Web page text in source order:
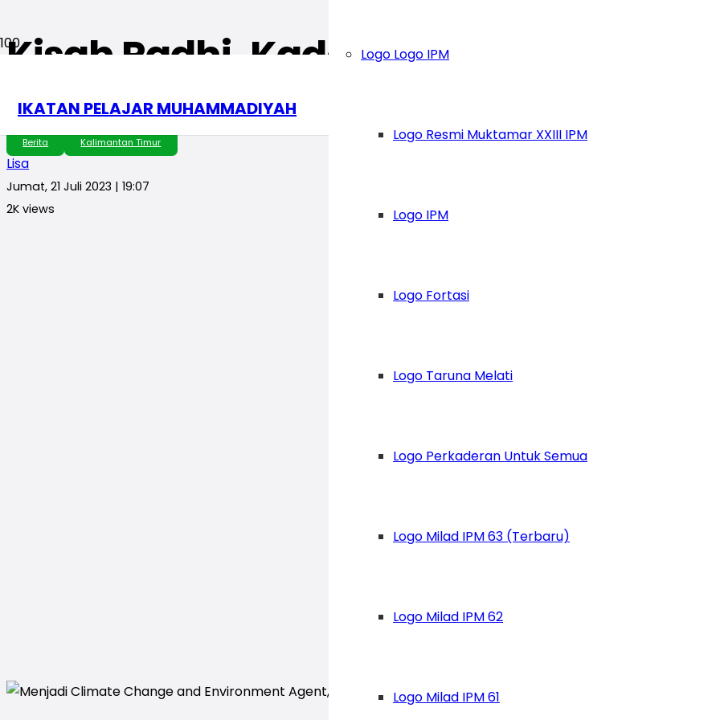
IKATAN PELAJAR MUHAMMADIYAH
Logo Logo IPM
Logo Resmi Muktamar XXIII IPM
Logo IPM
Logo Fortasi
Logo Taruna Melati
Logo Perkaderan Untuk Semua
Logo Milad IPM 63 (Terbaru)
Logo Milad IPM 62
Logo Milad IPM 61
Kisah Radhi, Kader IPM Kaltim Bawa
Lingkungan ke Amerika
Berita Kalimantan Timur
Lisa
Jumat, 21 Juli 2023 | 19:07
2K views